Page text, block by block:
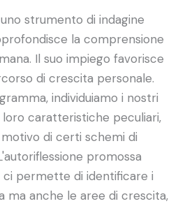
strumento di indagine
la comprensione
Il suo impiego favorisce
di crescita personale.
individuiamo i nostri
caratteristiche peculiari,
di certi schemi di
promossa
ci permette di identificare i
ma anche le aree di crescita,